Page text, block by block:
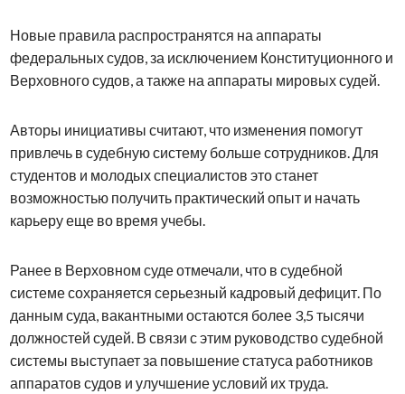
Новые правила распространятся на аппараты
федеральных судов, за исключением Конституционного и
Верховного судов, а также на аппараты мировых судей.
Авторы инициативы считают, что изменения помогут
привлечь в судебную систему больше сотрудников. Для
студентов и молодых специалистов это станет
возможностью получить практический опыт и начать
карьеру еще во время учебы.
Ранее в Верховном суде отмечали, что в судебной
системе сохраняется серьезный кадровый дефицит. По
данным суда, вакантными остаются более 3,5 тысячи
должностей судей. В связи с этим руководство судебной
системы выступает за повышение статуса работников
аппаратов судов и улучшение условий их труда.